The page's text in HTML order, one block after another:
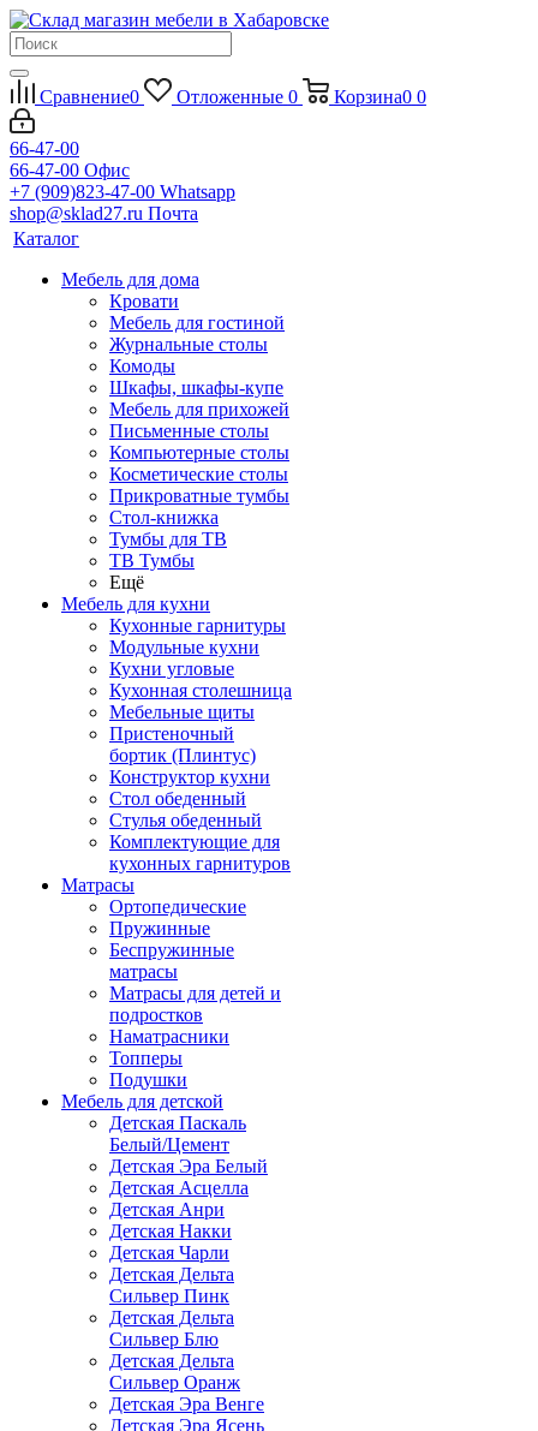
Сравнение0 Отложенные 0 Корзина0 0
66-47-00
66-47-00 Офис
+7 (909)823-47-00 Whatsapp
shop@sklad27.ru Почта
Каталог
Мебель для дома
Кровати
Мебель для гостиной
Журнальные столы
Комоды
Шкафы, шкафы-купе
Мебель для прихожей
Письменные столы
Компьютерные столы
Косметические столы
Прикроватные тумбы
Стол-книжка
Тумбы для ТВ
ТВ Тумбы
Ещё
Мебель для кухни
Кухонные гарнитуры
Модульные кухни
Кухни угловые
Кухонная столешница
Мебельные щиты
Пристеночный
бортик (Плинтус)
Конструктор кухни
Стол обеденный
Стулья обеденный
Комплектующие для
кухонных гарнитуров
Матраcы
Ортопедические
Пружинные
Беспружинные
матрасы
Матрасы для детей и
подростков
Наматрасники
Топперы
Подушки
Мебель для детской
Детская Паскаль
Белый/Цемент
Детская Эра Белый
Детская Асцелла
Детская Анри
Детская Накки
Детская Чарли
Детская Дельта
Сильвер Пинк
Детская Дельта
Сильвер Блю
Детская Дельта
Сильвер Оранж
Детская Эра Венге
Детская Эра Ясень